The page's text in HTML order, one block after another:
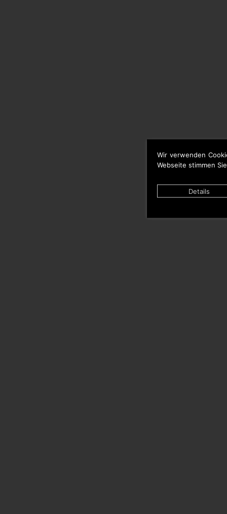
Wir verwenden
Webseite stimmen
Details